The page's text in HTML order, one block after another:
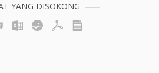
YANG DISOKONG